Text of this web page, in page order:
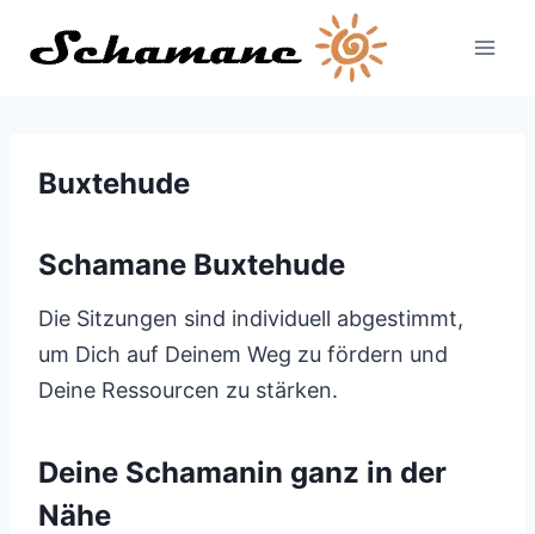
Inhalt
Buxtehude
Schamane Buxtehude
Die Sitzungen sind individuell abgestimmt,
um Dich auf Deinem Weg zu fördern und
Deine Ressourcen zu stärken.
Deine Schamanin ganz in der
Nähe